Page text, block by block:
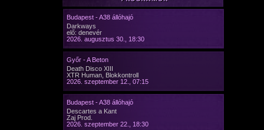
Budapest - A38 állóhajó
Darkways
elő: denevér
2026. augusztus 30., 18:30
Győr - A Beton
Death Disco XIII
XTR Human, Blokkontroll
2026. szeptember 12., 07:15
Budapest - A38 állóhajó
Descartes a Kant
Zaj Prod.
2026. szeptember 22., 18:30